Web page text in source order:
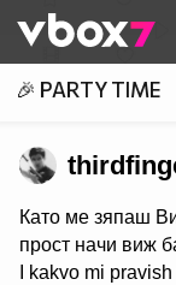
👾
🎉 PARTY TIME
Като ме зяпаш
прост начи виж
I kakvo mi